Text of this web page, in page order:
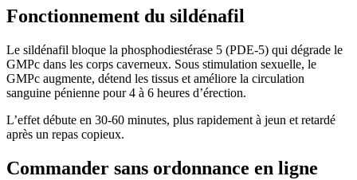
Fonctionnement du sildénafil
Le sildénafil bloque la phosphodiestérase 5 (PDE-5) qui dégrade le
GMPc dans les corps caverneux. Sous stimulation sexuelle, le
GMPc augmente, détend les tissus et améliore la circulation
sanguine pénienne pour 4 à 6 heures d’érection.
L’effet débute en 30-60 minutes, plus rapidement à jeun et retardé
après un repas copieux.
Commander sans ordonnance en ligne